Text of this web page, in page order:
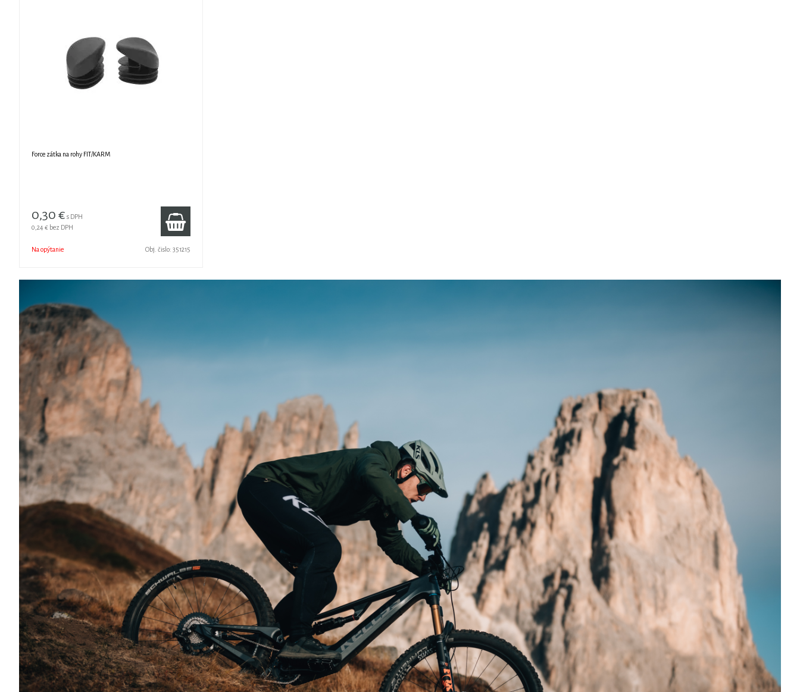
Force zátka na rohy FIT/KARM
0,30 € s DPH
0,24 € bez DPH
Na opýtanie Obj. čislo: 351215